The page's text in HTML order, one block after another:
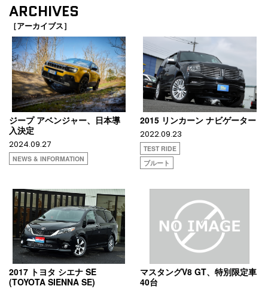
ARCHIVES
［アーカイブス］
ジープ アベンジャー、日本導
入決定
2024.09.27
NEWS & INFORMATION
2015 リンカーン ナビゲーター
2022.09.23
TEST RIDE
ブルート
2017 トヨタ シエナ SE
(TOYOTA SIENNA SE)
マスタングV8 GT、特別限定車
40台